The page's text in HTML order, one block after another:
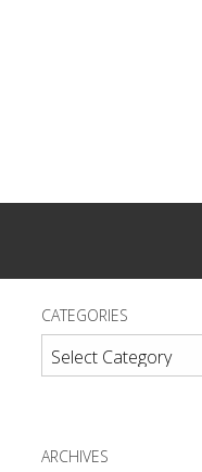
CATEGORIES
Categories
ARCHIVES